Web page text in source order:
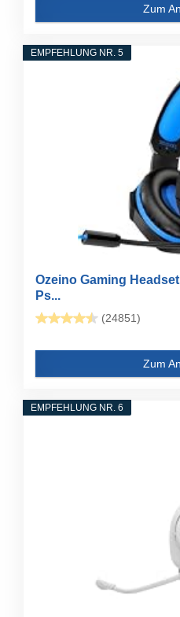
Zum
EMPFEHLUNG NR. 5
Ozeino Gaming
Ps...
(24851)
Zum
EMPFEHLUNG NR. 6